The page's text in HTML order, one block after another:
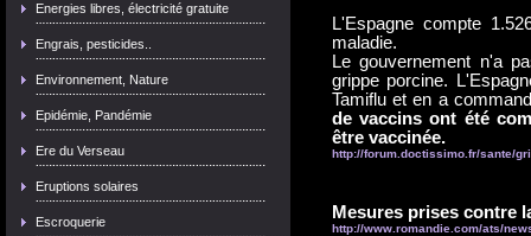
Energies libres, électricité gratuite
Engrais, pesticides..
Environnement, Nature
Epidémie, Pandémie
Ere du Verseau
Eruptions solaires
Escroquerie
L'Espagne compte
maladie.
Le gouvernement n'a
grippe porcine.
Tamiflu et en a
de vaccins ont été
être vaccinée.
http://forum.doctissimo.fr/sante/
Mesures prises contre
http://www.romandie.com/ats/